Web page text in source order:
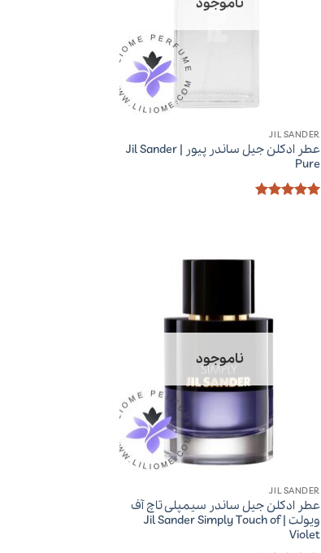
JIL SANDER
عطر ادکلن جیل ساندر پیور | Jil Sander
Pure
ناموجود
JIL SANDER
عطر ادکلن جیل ساندر سیمپلی تاچ آف
ویولت | Jil Sander Simply Touch of
Violet